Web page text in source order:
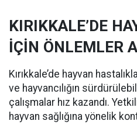
KIRIKKALE’DE
İÇİN ÖNLEMLER
Kırıkkale’de hayvan
ve hayvancılığın
çalışmalar hız kazandı.
hayvan sağlığına yönelik